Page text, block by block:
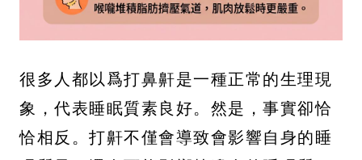
很多人都以爲打鼻鼾是一種正常的生理現
象，代表睡眠質素良好。然是，事實卻恰
恰相反。打鼾不僅會導致會影響自身的睡